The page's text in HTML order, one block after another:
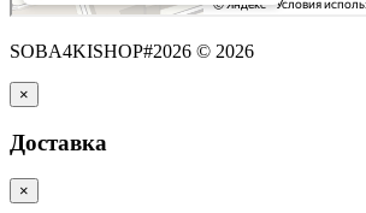
SOBA4KISHOP#2026 © 2026
×
Доставка
×